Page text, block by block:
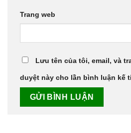
Trang web
Lưu tên của tôi, email, và
duyệt này cho lần bình luận kế